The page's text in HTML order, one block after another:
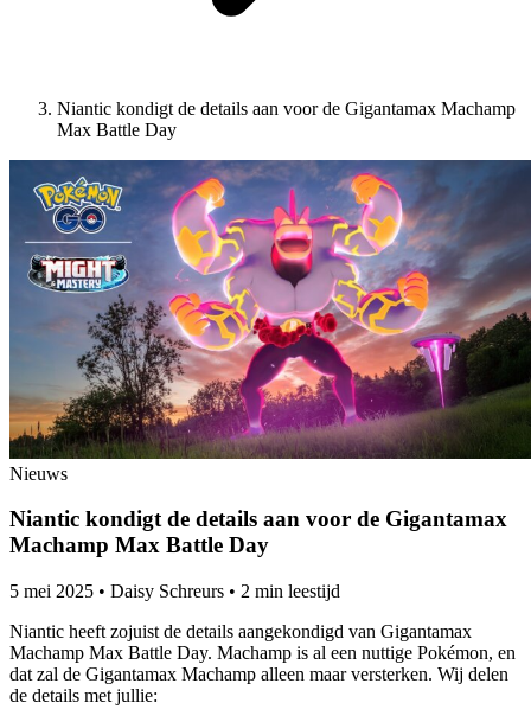
Niantic kondigt de details aan voor de Gigantamax Machamp
Max Battle Day
Nieuws
Niantic kondigt de details aan voor de Gigantamax
Machamp Max Battle Day
5 mei 2025 • Daisy Schreurs • 2 min leestijd
Niantic heeft zojuist de details aangekondigd van Gigantamax
Machamp Max Battle Day. Machamp is al een nuttige Pokémon, en
dat zal de Gigantamax Machamp alleen maar versterken. Wij delen
de details met jullie: